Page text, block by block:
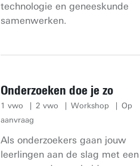
technologie en geneeskunde
samenwerken.
Onderzoeken doe je zo
1 vwo 2 vwo Workshop
Op
aanvraag
Als onderzoekers gaan jouw
leerlingen aan de slag met een